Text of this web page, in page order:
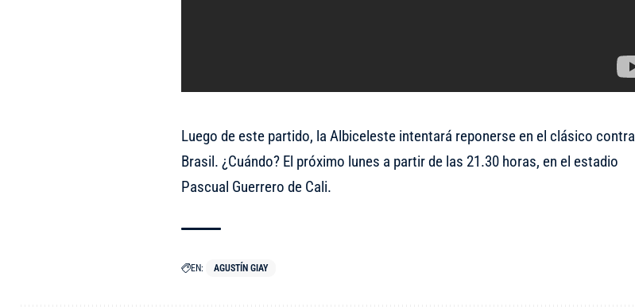
Luego de este partido, la Albiceleste intentará reponerse en el clásico contra
Brasil. ¿Cuándo? El próximo lunes a partir de las 21.30 horas, en el estadio
Pascual Guerrero de Cali.
EN: AGUSTÍN GIAY